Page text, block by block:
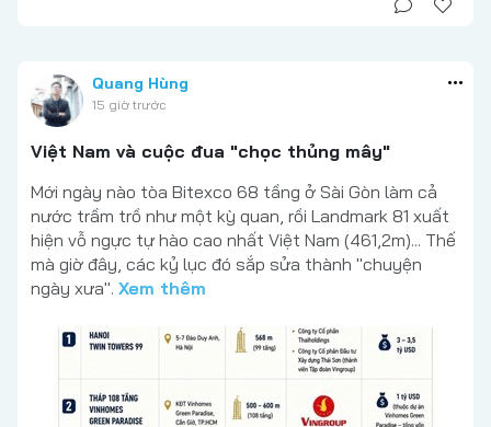
Quang Hùng
15 giờ trước
Việt Nam và cuộc đua "chọc thủng mây"
Mới ngày nào tòa Bitexco 68 tầng ở Sài Gòn làm cả
nước trầm trồ như một kỳ quan, rồi Landmark 81 xuất
hiện vỗ ngực tự hào cao nhất Việt Nam (461,2m)... Thế
mà giờ đây, các kỷ lục đó sắp sửa thành "chuyện
ngày xưa". Xem thêm